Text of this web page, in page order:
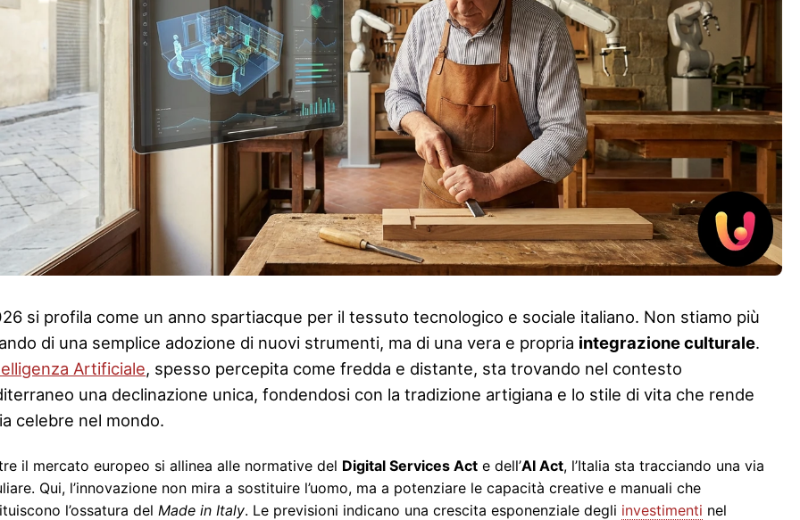
si profila come un anno spartiacque per il tessuto tecnologico e sociale italiano. Non stiamo più
di una semplice adozione di nuovi strumenti, ma di una vera e propria integrazione culturale.
Artificiale, spesso percepita come fredda e distante, sta trovando nel contesto
una declinazione unica, fondendosi con la tradizione artigiana e lo stile di vita che rende
celebre nel mondo.
il mercato europeo si allinea alle normative del Digital Services Act e dell’AI Act, l’Italia sta tracciando una via
Qui, l’innovazione non mira a sostituire l’uomo, ma a potenziare le capacità creative e manuali che
l’ossatura del Made in Italy. Le previsioni indicano una crescita esponenziale degli investimenti nel